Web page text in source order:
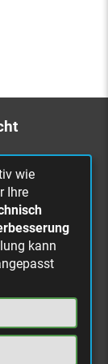
wo?
wie
Ihre
kann